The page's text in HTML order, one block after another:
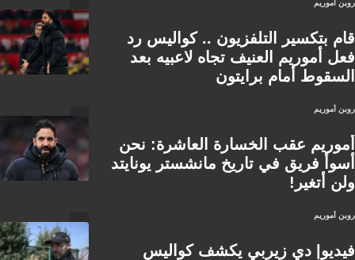
روبن أموريم
قام بتكسير التلفزيون .. كواليس رد
فعل أموريم العنيف تجاه لاعبيه بعد
السقوط أمام برايتون
روبن أموريم
أموريم عقب الخسارة العاشرة: نحن
أسوأ فريق في تاريخ مانشستر يونايتد
ولن أتغير!
روبن أموريم
فيديو| دي زيربي يكشف كواليس